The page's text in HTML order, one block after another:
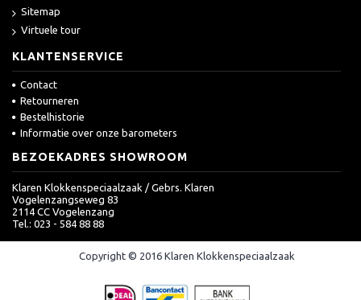
Sitemap
Virtuele tour
KLANTENSERVICE
Contact
Retourneren
Bestelhistorie
Informatie over onze barometers
BEZOEKADRES SHOWROOM
Klaren Klokkenspeciaalzaak / Gebrs. Klaren
Vogelenzangseweg 83
2114 CC Vogelenzang
Tel.: 023 - 584 88 88
Copyright © 2016 Klaren Klokkenspeciaalzaak